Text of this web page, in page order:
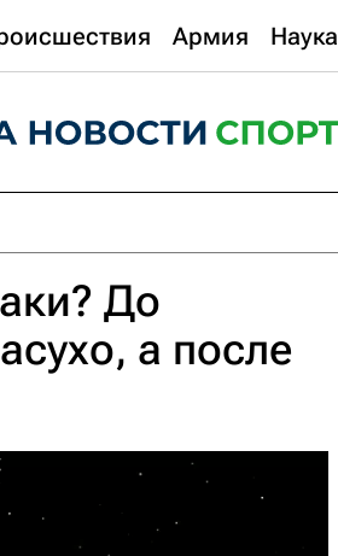
Армия Наука
До
а после